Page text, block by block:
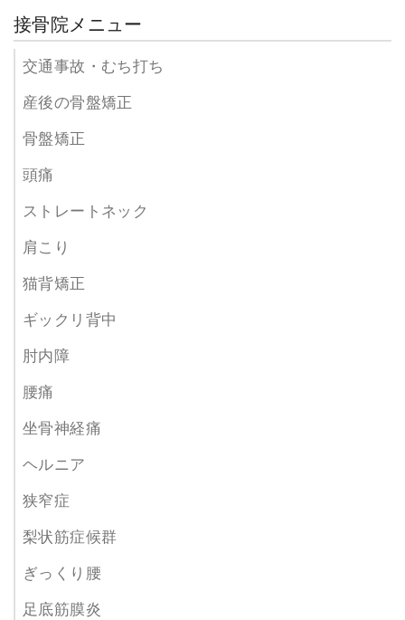
接骨院メニュー
交通事故・むち打ち
産後の骨盤矯正
骨盤矯正
頭痛
ストレートネック
肩こり
猫背矯正
ギックリ背中
肘内障
腰痛
坐骨神経痛
ヘルニア
狭窄症
梨状筋症候群
ぎっくり腰
足底筋膜炎